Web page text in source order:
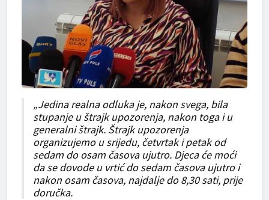
„Jedina realna odluka je, nakon svega, bila
stupanje u štrajk upozorenja, nakon toga i u
generalni štrajk. Štrajk upozorenja
organizujemo u srijedu, četvrtak i petak od
sedam do osam časova ujutro. Djeca će moći
da se dovode u vrtić do sedam časova ujutro i
nakon osam časova, najdalje do 8,30 sati, prije
doručka.